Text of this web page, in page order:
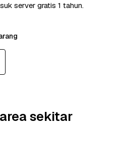
server gratis 1 tahun.
sekitar